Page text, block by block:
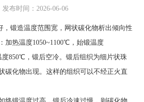
发布时间：2026-06-06
，锻造温度范围宽，网状碳化物析出倾向性
加热温度1050~1100℃，始锻温度
度850℃，锻后空冷。锻后组织为细片状珠
碳化物出现。这样的组织可以不经正火直